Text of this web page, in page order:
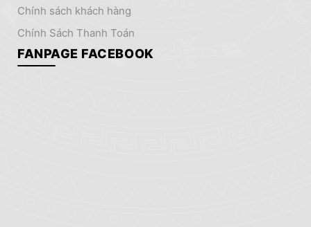
chính sách khách hàng
Chính Sách Thanh Toán
FANPAGE FACEBOOK